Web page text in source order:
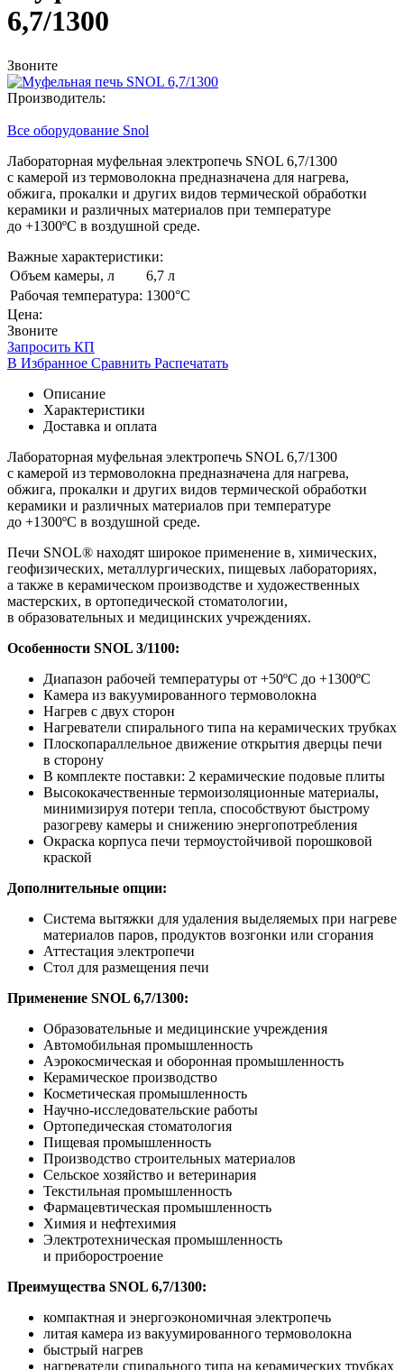
6,7/1300
Звоните
Производитель:
Все оборудование Snol
Лабораторная муфельная электропечь SNOL 6,7/1300
с камерой из термоволокна предназначена для нагрева,
обжига, прокалки и других видов термической обработки
керамики и различных материалов при температуре
до +1300ºC в воздушной среде.
Важные характеристики:
Объем камеры, л
6,7 л
Рабочая температура: 1300°С
Цена:
Звоните
Запросить КП
В Избранное Сравнить Распечатать
Описание
Характеристики
Доставка и оплата
Лабораторная муфельная электропечь SNOL 6,7/1300
с камерой из термоволокна предназначена для нагрева,
обжига, прокалки и других видов термической обработки
керамики и различных материалов при температуре
до +1300ºC в воздушной среде.
Печи SNOL® находят широкое применение в, химических,
геофизических, металлургических, пищевых лабораториях,
а также в керамическом производстве и художественных
мастерских, в ортопедической стоматологии,
в образовательных и медицинских учреждениях.
Особенности SNOL 3/1100:
Диапазон рабочей температуры от +50ºC до +1300ºC
Камера из вакуумированного термоволокна
Нагрев с двух сторон
Нагреватели спирального типа на керамических трубках
Плоскопараллельное движение открытия дверцы печи
в сторону
В комплекте поставки: 2 керамические подовые плиты
Высококачественные термоизоляционные материалы,
минимизируя потери тепла, способствуют быстрому
разогреву камеры и снижению энергопотребления
Окраска корпуса печи термоустойчивой порошковой
краской
Дополнительные опции:
Система вытяжки для удаления выделяемых при нагреве
материалов паров, продуктов возгонки или сгорания
Аттестация электропечи
Стол для размещения печи
Применение SNOL 6,7/1300:
Образовательные и медицинские учреждения
Автомобильная промышленность
Аэрокосмическая и оборонная промышленность
Керамическое производство
Косметическая промышленность
Научно-исследовательские работы
Ортопедическая стоматология
Пищевая промышленность
Производство строительных материалов
Сельское хозяйство и ветеринария
Текстильная промышленность
Фармацевтическая промышленность
Химия и нефтехимия
Электротехническая промышленность
и приборостроение
Преимущества SNOL 6,7/1300:
компактная и энергоэкономичная электропечь
литая камера из вакуумированного термоволокна
быстрый нагрев
нагреватели спирального типа на керамических трубках